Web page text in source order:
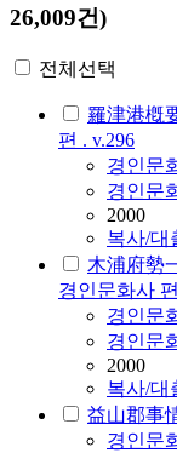
26,009건)
전체선택
羅津港槪
편 . v.296
경인문
경인문
2000
복사/대
木浦府勢
경인문화사
경인문
경인문
2000
복사/대
益山郡事
경인문